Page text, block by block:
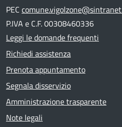
PEC
P.IVA e C.F. 00308460336
Leggi le domande frequenti
Richiedi assistenza
Prenota appuntamento
Segnala disservizio
Amministrazione trasparente
Note legali